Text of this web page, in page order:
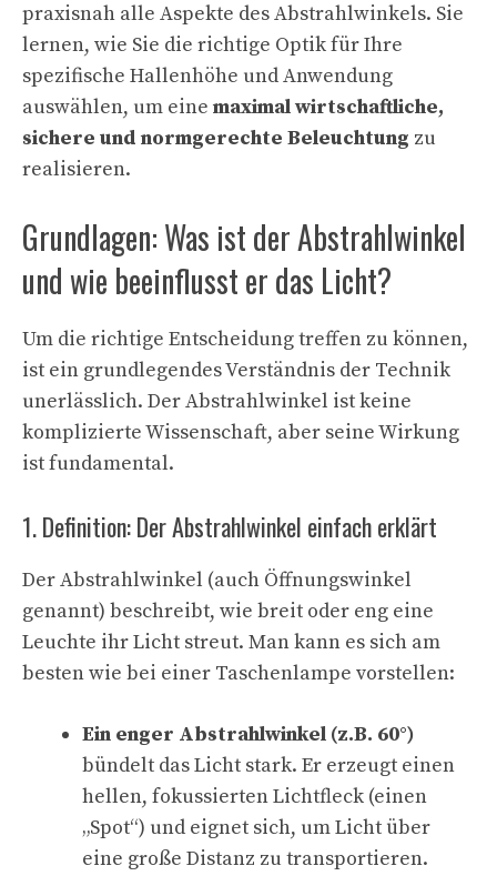
praxisnah alle Aspekte des Abstrahlwinkels. Sie
lernen, wie Sie die richtige Optik für Ihre
spezifische Hallenhöhe und Anwendung
auswählen, um eine maximal wirtschaftliche,
sichere und normgerechte Beleuchtung zu
realisieren.
Grundlagen: Was ist der Abstrahlwinkel
und wie beeinflusst er das Licht?
Um die richtige Entscheidung treffen zu können,
ist ein grundlegendes Verständnis der Technik
unerlässlich. Der Abstrahlwinkel ist keine
komplizierte Wissenschaft, aber seine Wirkung
ist fundamental.
1. Definition: Der Abstrahlwinkel einfach erklärt
Der Abstrahlwinkel (auch Öffnungswinkel
genannt) beschreibt, wie breit oder eng eine
Leuchte ihr Licht streut. Man kann es sich am
besten wie bei einer Taschenlampe vorstellen:
Ein enger Abstrahlwinkel (z.B. 60°)
bündelt das Licht stark. Er erzeugt einen
hellen, fokussierten Lichtfleck (einen
„Spot“) und eignet sich, um Licht über
eine große Distanz zu transportieren.